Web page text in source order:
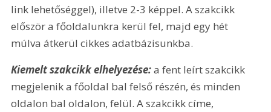
link lehetőséggel), illetve 2-3 képpel. A szakcikk
először a főoldalunkra kerül fel, majd egy hét
múlva átkerül cikkes adatbázisunkba.
Kiemelt szakcikk elhelyezése: a fent leírt szakcikk
megjelenik a főoldal bal felső részén, és minden
oldalon bal oldalon, felül. A szakcikk címe,